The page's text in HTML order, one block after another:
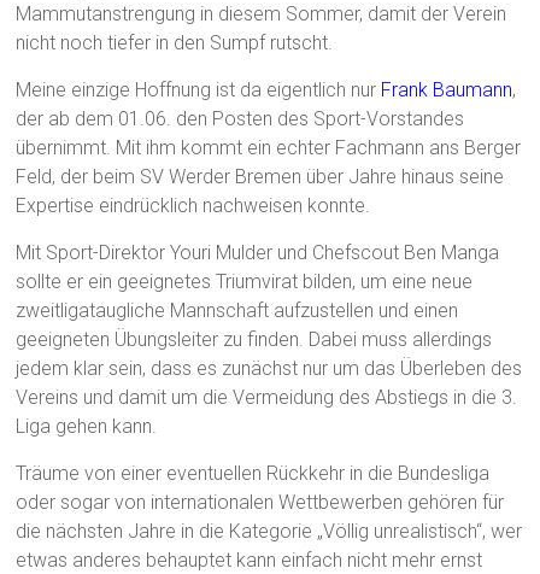
Mammutanstrengung in diesem Sommer, damit der Verein
nicht noch tiefer in den Sumpf rutscht.
Meine einzige Hoffnung ist da eigentlich nur Frank Baumann,
der ab dem 01.06. den Posten des Sport-Vorstandes
übernimmt. Mit ihm kommt ein echter Fachmann ans Berger
Feld, der beim SV Werder Bremen über Jahre hinaus seine
Expertise eindrücklich nachweisen konnte.
Mit Sport-Direktor Youri Mulder und Chefscout Ben Manga
sollte er ein geeignetes Triumvirat bilden, um eine neue
zweitligataugliche Mannschaft aufzustellen und einen
geeigneten Übungsleiter zu finden. Dabei muss allerdings
jedem klar sein, dass es zunächst nur um das Überleben des
Vereins und damit um die Vermeidung des Abstiegs in die 3.
Liga gehen kann.
Träume von einer eventuellen Rückkehr in die Bundesliga
oder sogar von internationalen Wettbewerben gehören für
die nächsten Jahre in die Kategorie „Völlig unrealistisch“, wer
etwas anderes behauptet kann einfach nicht mehr ernst